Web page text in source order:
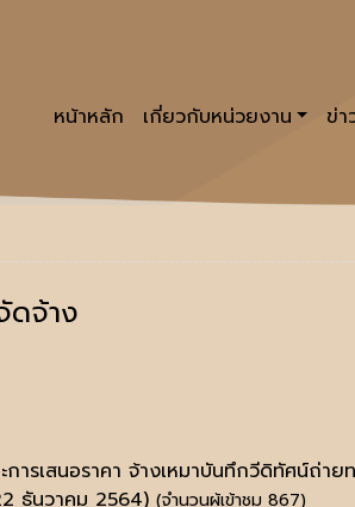
หน้าหลัก เกี่ยวกับหน่วยงาน ข่า
ดจ้าง
การเสนอราคา จ้างเหมาบันทึกวีดิทัศน์ถ่า
ธันวาคม 2564) (จำนวนผู้เข้าชม 867)